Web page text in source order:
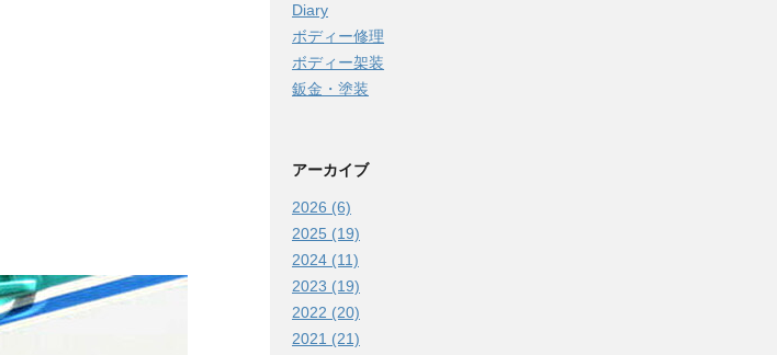
Diary
ボディー修理
ボディー架装
鈑金・塗装
アーカイブ
2026 (6)
2025 (19)
2024 (11)
2023 (19)
2022 (20)
2021 (21)